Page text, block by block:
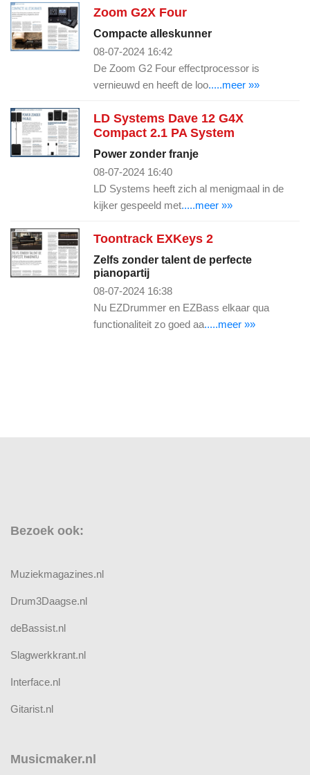
Zoom G2X Four
Compacte alleskunner
08-07-2024 16:42
De Zoom G2 Four effectprocessor is
vernieuwd en heeft de loo.....meer »»
LD Systems Dave 12 G4X
Compact 2.1 PA System
Power zonder franje
08-07-2024 16:40
LD Systems heeft zich al menigmaal in de
kijker gespeeld met.....meer »»
Toontrack EXKeys 2
Zelfs zonder talent de perfecte
pianopartij
08-07-2024 16:38
Nu EZDrummer en EZBass elkaar qua
functionaliteit zo goed aa.....meer »»
Bezoek ook:
Muziekmagazines.nl
Drum3Daagse.nl
deBassist.nl
Slagwerkkrant.nl
Interface.nl
Gitarist.nl
Musicmaker.nl